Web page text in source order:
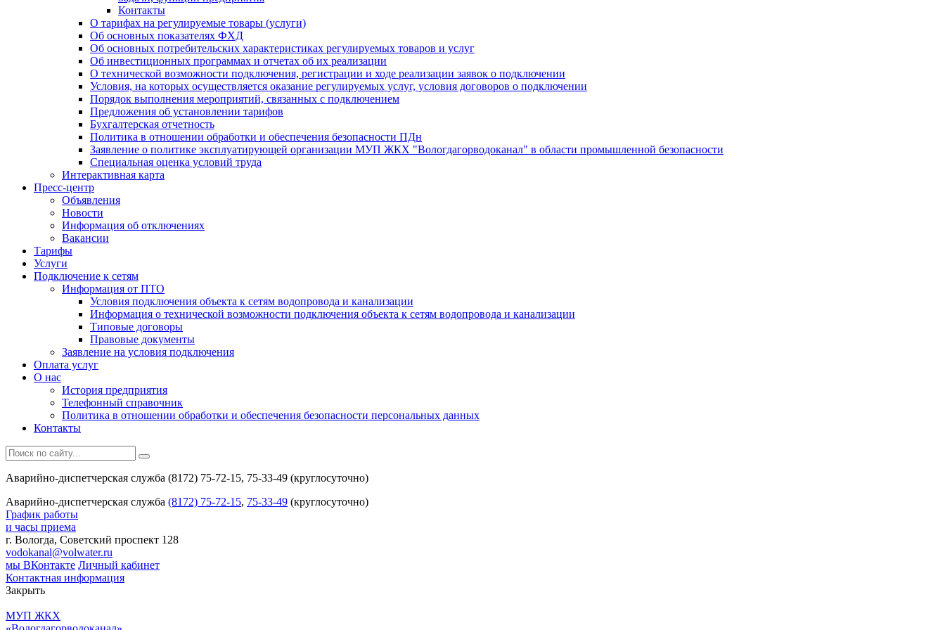
Контакты
О тарифах на регулируемые товары (услуги)
Об основных показателях ФХД
Об основных потребительских характеристиках регулируемых товаров и услуг
Об инвестиционных программах и отчетах об их реализации
О технической возможности подключения, регистрации и ходе реализации заявок о подключении
Условия, на которых осуществляется оказание регулируемых услуг, условия договоров о подключении
Порядок выполнения мероприятий, связанных с подключением
Предложения об установлении тарифов
Бухгалтерская отчетность
Политика в отношении обработки и обеспечения безопасности ПДн
Заявление о политике эксплуатирующей организации МУП ЖКХ "Вологдагорводоканал" в области промышленной безопасности
Специальная оценка условий труда
Интерактивная карта
Пресс-центр
Объявления
Новости
Информация об отключениях
Вакансии
Тарифы
Услуги
Подключение к сетям
Информация от ПТО
Условия подключения объекта к сетям водопровода и канализации
Информация о технической возможности подключения объекта к сетям водопровода и канализации
Типовые договоры
Правовые документы
Заявление на условия подключения
Оплата услуг
О нас
История предприятия
Телефонный справочник
Политика в отношении обработки и обеспечения безопасности персональных данных
Контакты
Аварийно-диспетчерская служба (8172) 75-72-15, 75-33-49 (круглосуточно)
Аварийно-диспетчерская служба (8172) 75-72-15, 75-33-49 (круглосуточно)
График работы
и часы приема
г. Вологда, Советский проспект 128
vodokanal@volwater.ru
мы ВКонтакте Личный кабинет
Контактная информация
Закрыть
МУП ЖКХ